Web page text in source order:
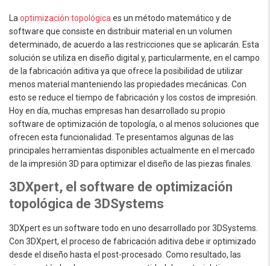
Laoptimización topológicaes un método matemático y de
software que consiste en distribuir material en un volumen
determinado, de acuerdo a las restricciones que se aplicarán. Esta
solución se utiliza en diseño digital y, particularmente, en el campo
de la fabricación aditiva ya que ofrece la posibilidad de utilizar
menos material manteniendo las propiedades mecánicas. Con
esto se reduce el tiempo de fabricación y los costos de impresión.
Hoy en día, muchas empresas han desarrollado su propio
software de optimización de topología, o al menos soluciones que
ofrecen esta funcionalidad. Te presentamos algunas de las
principales herramientas disponibles actualmente en el mercado
de la impresión 3D para optimizar el diseño de las piezas finales.
3DXpert, el software de optimización
topológica de 3DSystems
3DXpert es un software todo en uno desarrollado por 3DSystems.
Con 3DXpert, el proceso de fabricación aditiva debe ir optimizado
desde el diseño hasta el post-procesado. Como resultado, las